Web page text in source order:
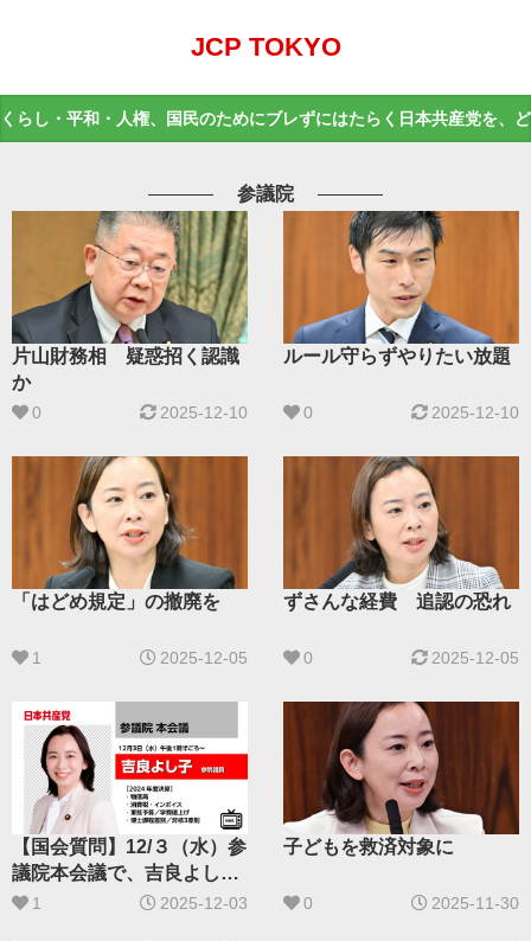
JCP TOKYO
くらし・平和・人権、国民のためにブレずにはたらく日本共産党を、
参議院
片山財務相 疑惑招く認識
か
0 2025-12-10
ルール守らずやりたい放題
0 2025-12-10
「はどめ規定」の撤廃を
1 2025-12-05
ずさんな経費 追認の恐れ
0 2025-12-05
【国会質問】12/３（水）参
議院本会議で、吉良よし子
参議院議員が質問します
1 2025-12-03
子どもを救済対象に
0 2025-11-30